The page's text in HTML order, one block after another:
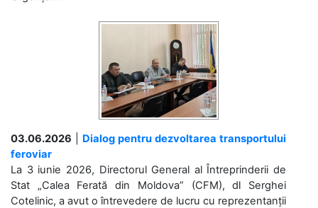
03.06.2026
Dialog pentru dezvoltarea transportului
feroviar
La 3 iunie 2026, Directorul General al Întreprinderii de
Stat „Calea Ferată din Moldova” (CFM), dl Serghei
Cotelinic, a avut o întrevedere de lucru cu reprezentanții